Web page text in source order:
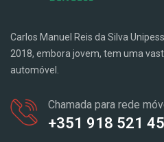
Carlos Manuel Reis da Silva
2018, embora jovem, tem uma
automóvel.
Chamada para rede
+351 918 521